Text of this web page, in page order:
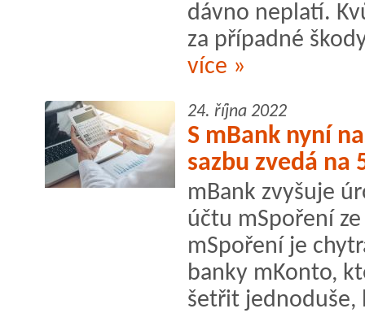
dávno neplatí.
za případné
více »
24. října 2022
S mBank nyní
sazbu zvedá na
mBank zvyšuje
účtu mSpoření
mSpoření je
banky mKonto,
šetřit jednoduše,